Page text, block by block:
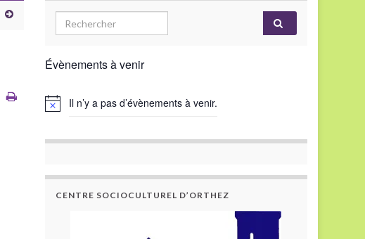
Évènements à venir
Il n’y a pas d’évènements à venir.
CENTRE SOCIOCULTUREL D’ORTHEZ